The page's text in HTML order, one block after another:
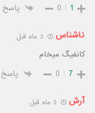
1
0 پاسخ
ناشناس 3 ماه قبل
کانفیگ میخام
7
0 پاسخ
آرش 3 ماه قبل